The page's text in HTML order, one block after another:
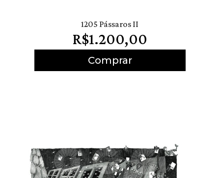
1205 Pássaros II
R$1.200,00
Comprar